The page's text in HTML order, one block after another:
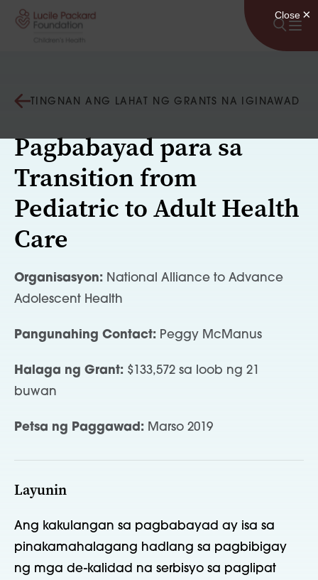
Lumaktaw sa nilalaman
TINGNAN ANG LAHAT NG GRANTS NA IGINAWAD
Pagbabayad para sa
Transition from
Pediatric to Adult Health
Care
Organisasyon: National Alliance to Advance
Adolescent Health
Pangunahing Contact: Peggy McManus
Halaga ng Grant: $133,572 sa loob ng 21
buwan
Petsa ng Paggawad: Marso 2019
Layunin
Ang kakulangan sa pagbabayad ay isa sa
pinakamahalagang hadlang sa pagbibigay
ng mga de-kalidad na serbisyo sa paglipat